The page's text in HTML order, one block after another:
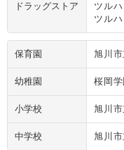
ドラッグストア
ツル
ツル
保育園 旭川
幼稚園 桜岡学
小学校 旭川
中学校 旭川